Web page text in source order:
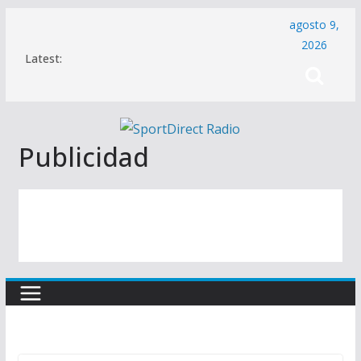
contenido
Latest:
agosto 9,
2026
Publicidad